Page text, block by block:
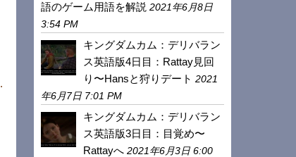
語のゲーム用語を解説 2021年6月8日
3:54 PM
キングダムカム：デリバラン
ス英語版4日目：Rattay見回
り〜Hansと狩りデート 2021
年6月7日 7:01 PM
キングダムカム：デリバラン
ス英語版3日目：目覚め〜
Rattayへ 2021年6月3日 6:00